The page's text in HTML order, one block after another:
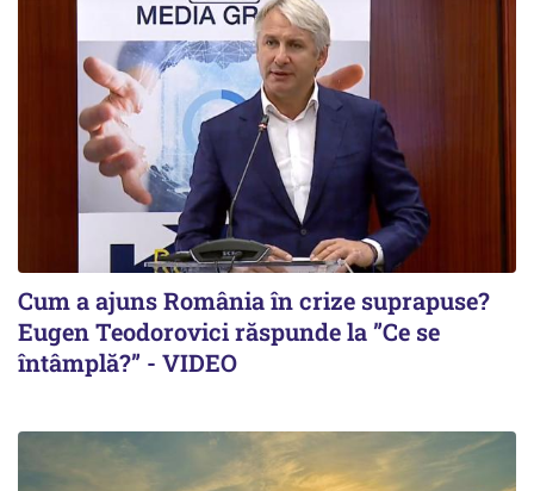
Cum a ajuns România în crize suprapuse?
Eugen Teodorovici răspunde la ”Ce se
întâmplă?” - VIDEO